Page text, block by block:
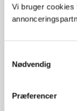
Vi bruger cookies
Nødvendig
Præferencer